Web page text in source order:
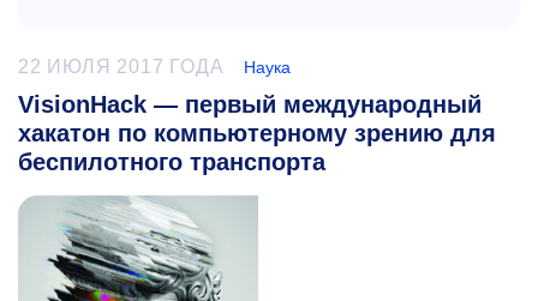
22 ИЮЛЯ 2017 ГОДА Наука
VisionHack — первый международный
хакатон по компьютерному зрению для
беспилотного транспорта